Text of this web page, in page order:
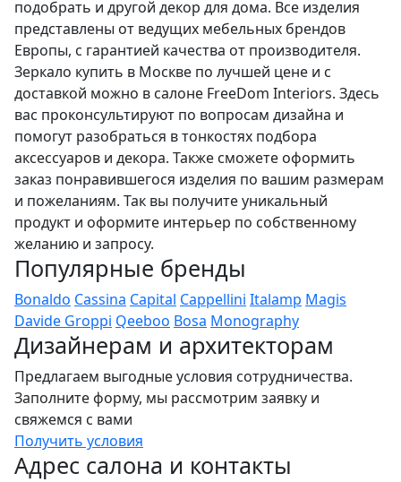
подобрать и другой декор для дома. Все изделия
представлены от ведущих мебельных брендов
Европы, с гарантией качества от производителя.
Зеркало купить в Москве по лучшей цене и с
доставкой можно в салоне FreeDom Interiors. Здесь
вас проконсультируют по вопросам дизайна и
помогут разобраться в тонкостях подбора
аксессуаров и декора. Также сможете оформить
заказ понравившегося изделия по вашим размерам
и пожеланиям. Так вы получите уникальный
продукт и оформите интерьер по собственному
желанию и запросу.
Популярные бренды
Bonaldo Cassina Capital Cappellini Italamp Magis
Davide Groppi Qeeboo Bosa Monography
Дизайнерам и архитекторам
Предлагаем выгодные условия сотрудничества.
Заполните форму, мы рассмотрим заявку и
свяжемся с вами
Получить условия
Адрес салона и контакты